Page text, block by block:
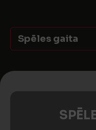
Spēles gaita